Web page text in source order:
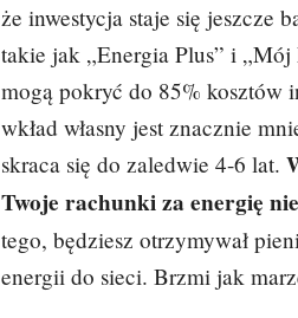
że inwestycja staje się jeszcze
takie jak „Energia Plus” i
mogą pokryć do 85% kosztów
wkład własny jest znacznie
skraca się do zaledwie 4-6 lat.
Twoje rachunki za energię
tego, będziesz otrzymywał
energii do sieci. Brzmi jak